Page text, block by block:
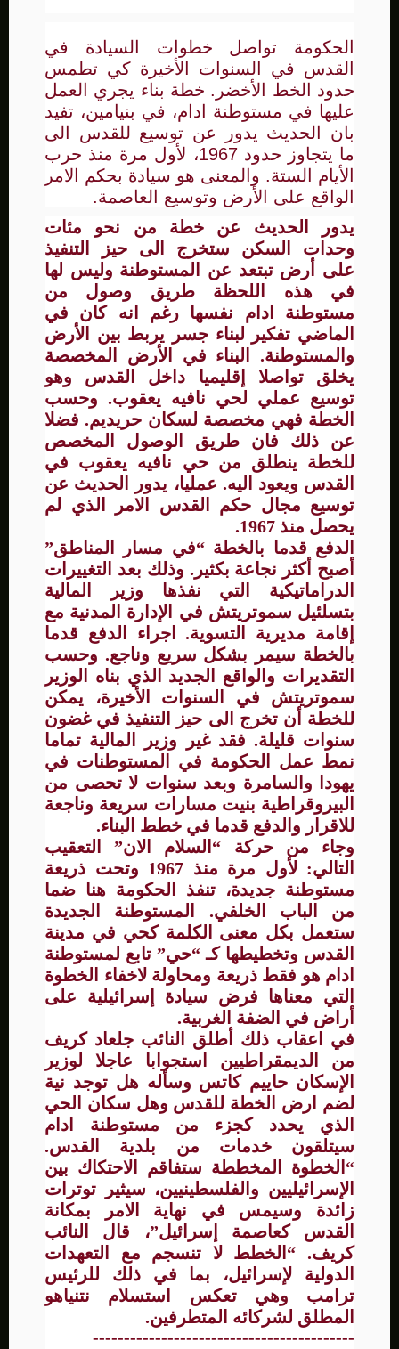
الحكومة تواصل خطوات السيادة في
القدس في السنوات الأخيرة كي تطمس
حدود الخط الأخضر. خطة بناء يجري العمل
عليها في مستوطنة ادام، في بنيامين، تفيد
بان الحديث يدور عن توسيع للقدس الى
ما يتجاوز حدود 1967، لأول مرة منذ حرب
الأيام الستة. والمعنى هو سيادة بحكم الامر
الواقع على الأرض وتوسيع العاصمة.
يدور الحديث عن خطة من نحو مئات
وحدات السكن ستخرج الى حيز التنفيذ
على أرض تبتعد عن المستوطنة وليس لها
في هذه اللحظة طريق وصول من
مستوطنة ادام نفسها رغم انه كان في
الماضي تفكير لبناء جسر يربط بين الأرض
والمستوطنة. البناء في الأرض المخصصة
يخلق تواصلا إقليميا داخل القدس وهو
توسيع عملي لحي نافيه يعقوب. وحسب
الخطة فهي مخصصة لسكان حريديم. فضلا
عن ذلك فان طريق الوصول المخصص
للخطة ينطلق من حي نافيه يعقوب في
القدس ويعود اليه. عمليا، يدور الحديث عن
توسيع مجال حكم القدس الامر الذي لم
يحصل منذ 1967.
الدفع قدما بالخطة “في مسار المناطق”
أصبح أكثر نجاعة بكثير. وذلك بعد التغييرات
الدراماتيكية التي نفذها وزير المالية
بتسلئيل سموتريتش في الإدارة المدنية مع
إقامة مديرية التسوية. اجراء الدفع قدما
بالخطة سيمر بشكل سريع وناجع. وحسب
التقديرات والواقع الجديد الذي بناه الوزير
سموتريتش في السنوات الأخيرة، يمكن
للخطة أن تخرج الى حيز التنفيذ في غضون
سنوات قليلة. فقد غير وزير المالية تماما
نمط عمل الحكومة في المستوطنات في
يهودا والسامرة وبعد سنوات لا تحصى من
البيروقراطية بنيت مسارات سريعة وناجعة
للاقرار والدفع قدما في خطط البناء.
وجاء من حركة “السلام الان” التعقيب
التالي: لأول مرة منذ 1967 وتحت ذريعة
مستوطنة جديدة، تنفذ الحكومة هنا ضما
من الباب الخلفي. المستوطنة الجديدة
ستعمل بكل معنى الكلمة كحي في مدينة
القدس وتخطيطها كـ “حي” تابع لمستوطنة
ادام هو فقط ذريعة ومحاولة لاخفاء الخطوة
التي معناها فرض سيادة إسرائيلية على
أراض في الضفة الغربية.
في اعقاب ذلك أطلق النائب جلعاد كريف
من الديمقراطيين استجوابا عاجلا لوزير
الإسكان حاييم كاتس وسأله هل توجد نية
لضم ارض الخطة للقدس وهل سكان الحي
الذي يحدد كجزء من مستوطنة ادام
سيتلقون خدمات من بلدية القدس.
“الخطوة المخططة ستفاقم الاحتكاك بين
الإسرائيليين والفلسطينيين، سيثير توترات
زائدة وسيمس في نهاية الامر بمكانة
القدس كعاصمة إسرائيل”، قال النائب
كريف. “الخطط لا تنسجم مع التعهدات
الدولية لإسرائيل، بما في ذلك للرئيس
ترامب وهي تعكس استسلام نتنياهو
المطلق لشركائه المتطرفين.
------------------------------------------